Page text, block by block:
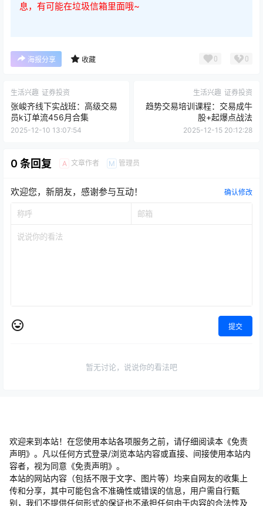
息，有可能在垃圾信箱里面哦~
海报分享 收藏 0 0
生活兴趣 证券投资
张峻齐线下实战班：高级交易
员k订单流456月合集
2025-12-10 13:07:54
生活兴趣 证券投资
趋势交易培训课程：交易成牛
股+起爆点战法
2025-12-15 20:12:28
0 条回复 A 文章作者 M 管理员
欢迎您，新朋友，感谢参与互动！ 确认修改
提交
暂无讨论，说说你的看法吧
欢迎来到本站！在您使用本站各项服务之前，请仔细阅读本《免责
声明》。凡以任何方式登录/浏览本站内容或直接、间接使用本站内
容者，视为同意《免责声明》。
本站的网站内容（包括不限于文字、图片等）均来自网友的收集上
传和分享，其中可能包含不准确性或错误的信息，用户需自行甄
别，我们不提供任何形式的保证也不承担任何由于内容的合法性及